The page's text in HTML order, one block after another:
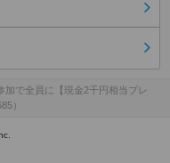
加で全員に【現金2千円相当プレ
）